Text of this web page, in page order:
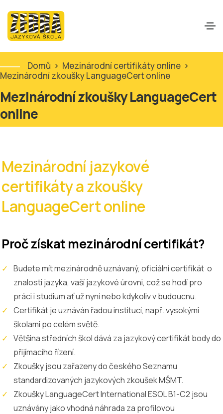
Domů > Mezinárodní certifikáty online >
Mezinárodní zkoušky LanguageCert online
Mezinárodní zkoušky LanguageCert
online
Mezinárodní jazykové
certifikáty a zkoušky
LanguageCert online
Proč získat mezinárodní certifikát?
Budete mít mezinárodně uznávaný, oficiální certifikát o
znalosti jazyka, vaší jazykové úrovni, což se hodí pro
práci i studium ať už nyní nebo kdykoliv v budoucnu.
Certifikát je uznáván řadou institucí, např. vysokými
školami po celém světě.
Většina středních škol dává za jazykový certifikát body do
přijímacího řízení.
Zkoušky jsou zařazeny do českého Seznamu
standardizovaných jazykových zkoušek MŠMT.
Zkoušky LanguageCert International ESOL B1-C2 jsou
uznávány jako vhodná náhrada za profilovou